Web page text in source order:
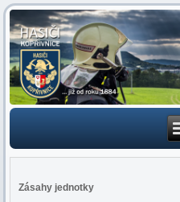
Zásahy jednotky